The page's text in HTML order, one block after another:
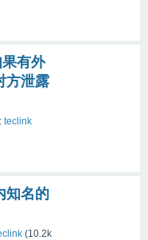
有外
方泄露
teclink
知名的
(10.2k